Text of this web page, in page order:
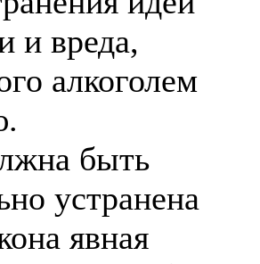
и вреда,
алкоголем
быть
устранена
явная